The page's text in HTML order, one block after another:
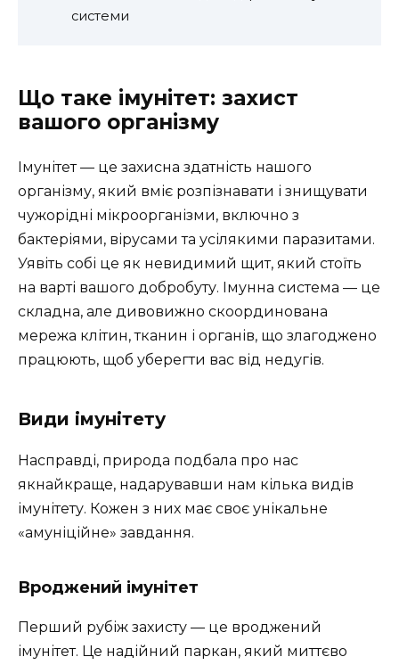
системи
Що таке імунітет: захист
вашого організму
Імунітет — це захисна здатність нашого
організму, який вміє розпізнавати і знищувати
чужорідні мікроорганізми, включно з
бактеріями, вірусами та усілякими паразитами.
Уявіть собі це як невидимий щит, який стоїть
на варті вашого добробуту. Імунна система — це
складна, але дивовижно скоординована
мережа клітин, тканин і органів, що злагоджено
працюють, щоб уберегти вас від недугів.
Види імунітету
Насправді, природа подбала про нас
якнайкраще, надарувавши нам кілька видів
імунітету. Кожен з них має своє унікальне
«амуніційне» завдання.
Вроджений імунітет
Перший рубіж захисту — це вроджений
імунітет. Це надійний паркан, який миттєво